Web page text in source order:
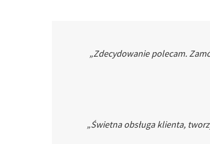
„Zdecydowanie polecam.
„Świetna obsługa klienta,